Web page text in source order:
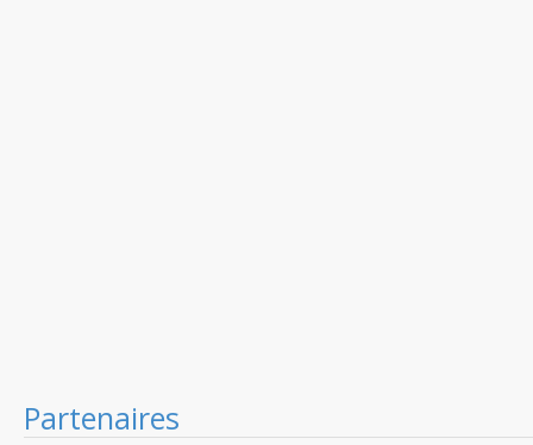
Partenaires